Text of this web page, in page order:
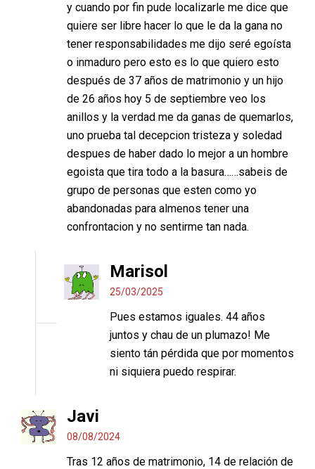
y cuando por fin pude localizarle me dice que
quiere ser libre hacer lo que le da la gana no
tener responsabilidades me dijo seré egoísta
o inmaduro pero esto es lo que quiero esto
después de 37 años de matrimonio y un hijo
de 26 años hoy 5 de septiembre veo los
anillos y la verdad me da ganas de quemarlos,
uno prueba tal decepcion tristeza y soledad
despues de haber dado lo mejor a un hombre
egoista que tira todo a la basura……sabeis de
grupo de personas que esten como yo
abandonadas para almenos tener una
confrontacion y no sentirme tan nada.
Marisol
25/03/2025
Pues estamos iguales. 44 años
juntos y chau de un plumazo! Me
siento tán pérdida que por momentos
ni siquiera puedo respirar.
Javi
08/08/2024
Tras 12 años de matrimonio, 14 de relación de